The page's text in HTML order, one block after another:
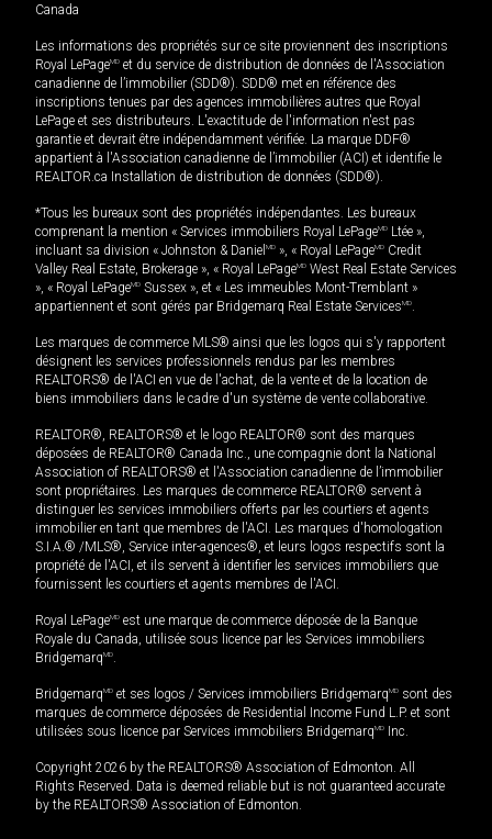
Canada
Les informations des propriétés sur ce site proviennent des inscriptions
Royal LePageMD et du service de distribution de données de l'Association
canadienne de l’immobilier (SDD®). SDD® met en référence des
inscriptions tenues par des agences immobilières autres que Royal
LePage et ses distributeurs. L'exactitude de l'information n'est pas
garantie et devrait être indépendamment vérifiée. La marque DDF®
appartient à l'Association canadienne de l’immobilier (ACI) et identifie le
REALTOR.ca Installation de distribution de données (SDD®).
*Tous les bureaux sont des propriétés indépendantes. Les bureaux
comprenant la mention « Services immobiliers Royal LePageMD Ltée »,
incluant sa division « Johnston & Daniel MD », « Royal LePageMD Credit
Valley Real Estate, Brokerage », « Royal LePageMD West Real Estate Services
», « Royal LePageMD Sussex », et « Les immeubles Mont-Tremblant »
appartiennent et sont gérés par Bridgemarq Real Estate ServicesMD.
Les marques de commerce MLS® ainsi que les logos qui s'y rapportent
désignent les services professionnels rendus par les membres
REALTORS® de l'ACI en vue de l'achat, de la vente et de la location de
biens immobiliers dans le cadre d'un système de vente collaborative.
REALTOR®, REALTORS® et le logo REALTOR® sont des marques
déposées de REALTOR® Canada Inc., une compagnie dont la National
Association of REALTORS® et l'Association canadienne de l’immobilier
sont propriétaires. Les marques de commerce REALTOR® servent à
distinguer les services immobiliers offerts par les courtiers et agents
immobilier en tant que membres de l'ACI. Les marques d'homologation
S.I.A.® /MLS®, Service inter-agences®, et leurs logos respectifs sont la
propriété de l'ACI, et ils servent à identifier les services immobiliers que
fournissent les courtiers et agents membres de l'ACI.
Royal LePageMD est une marque de commerce déposée de la Banque
Royale du Canada, utilisée sous licence par les Services immobiliers
BridgemarqMD.
BridgemarqMD et ses logos / Services immobiliers BridgemarqMD sont des
marques de commerce déposées de Residential Income Fund L.P. et sont
utilisées sous licence par Services immobiliers BridgemarqMD Inc.
Copyright 2026 by the REALTORS® Association of Edmonton. All
Rights Reserved. Data is deemed reliable but is not guaranteed accurate
by the REALTORS® Association of Edmonton.